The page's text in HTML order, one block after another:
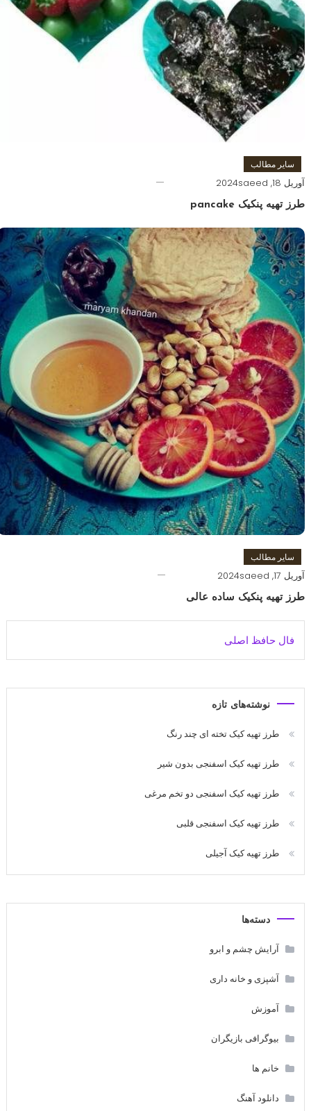
سایر مطالب
آوریل 18, 2024 saeed
طرز تهیه پنکیک pancake
سایر مطالب
آوریل 17, 2024 saeed
طرز تهیه پنکیک ساده عالی
فال حافظ اصلی
نوشته‌های تازه
طرز تهیه کیک تخته ای چند رنگ
طرز تهیه کیک اسفنجی بدون شیر
طرز تهیه کیک اسفنجی دو تخم مرغی
طرز تهیه کیک اسفنجی قلبی
طرز تهیه کیک آجیلی
دسته‌ها
آرایش چشم و ابرو
آشپزی و خانه داری
آموزش
بیوگرافی بازیگران
خانم ها
دانلود آهنگ